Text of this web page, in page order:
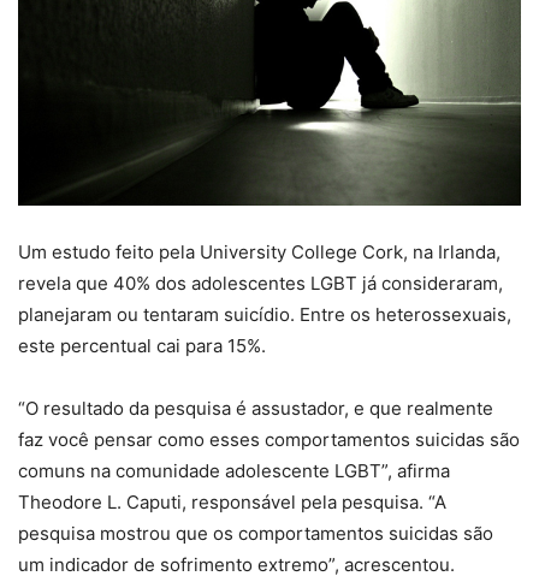
Um estudo feito pela University College Cork, na Irlanda,
revela que 40% dos adolescentes LGBT já consideraram,
planejaram ou tentaram suicídio. Entre os heterossexuais,
este percentual cai para 15%.
“O resultado da pesquisa é assustador, e que realmente
faz você pensar como esses comportamentos suicidas são
comuns na comunidade adolescente LGBT”, afirma
Theodore L. Caputi, responsável pela pesquisa. “A
pesquisa mostrou que os comportamentos suicidas são
um indicador de sofrimento extremo”, acrescentou.